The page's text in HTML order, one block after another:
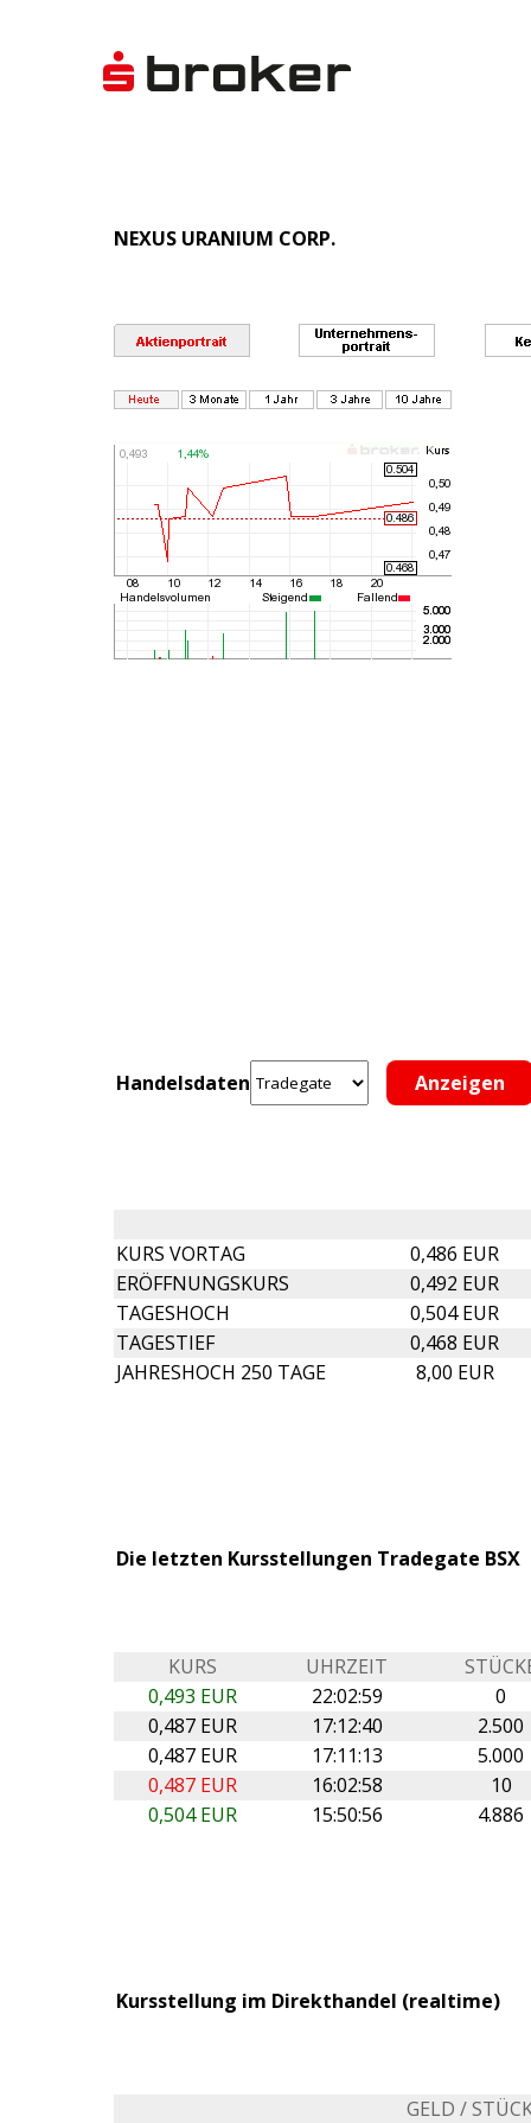
NEXUS URANIUM CORP.
Handelsdaten
KURS VORTAG
0,486 EUR
ERÖFFNUNGSKURS
0,492 EUR
TAGESHOCH
0,504 EUR
TAGESTIEF
0,468 EUR
JAHRESHOCH 250 TAGE
8,00 EUR
Die letzten Kursstellungen Tradegate BSX
KURS UHRZEIT
0,493 EUR
22:02:59
0
0,487 EUR
17:12:40
2.500
0,487 EUR
17:11:13
5.000
0,487 EUR
16:02:58
10
0,504 EUR
15:50:56 4.886
Kursstellung im Direkthandel (realtime)
GELD /